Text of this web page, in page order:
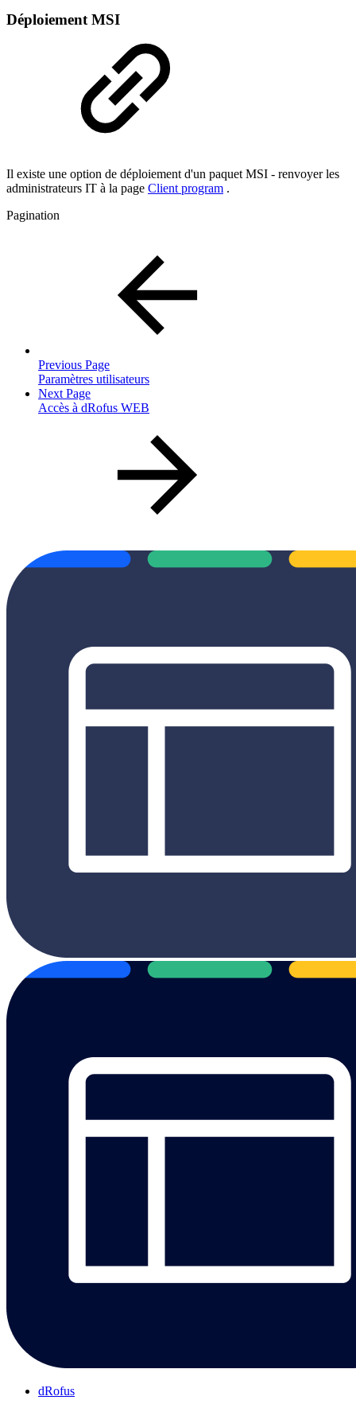
Déploiement MSI
Il existe une option de déploiement d'un paquet MSI - renvoyer les
administrateurs IT à la page Client program .
Pagination
Previous Page
Paramètres utilisateurs
Next Page
Accès à dRofus WEB
dRofus